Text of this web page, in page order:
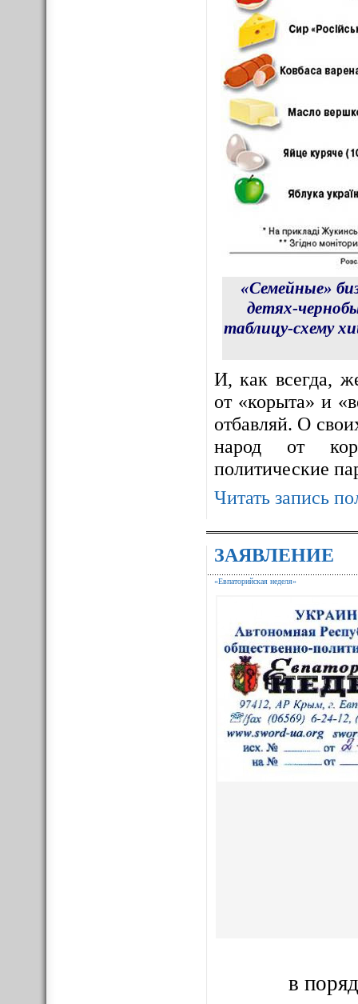
«Семейные»
детях-
таблицу-схему
И, как всегда,
от «корыта» и
отбавляй. О
народ от
политические
Читать запись
ЗАЯВЛЕНИЕ
«Евпаторийская неделя»
в